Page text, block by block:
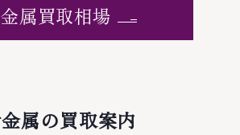
属買取相場
属の買取案内